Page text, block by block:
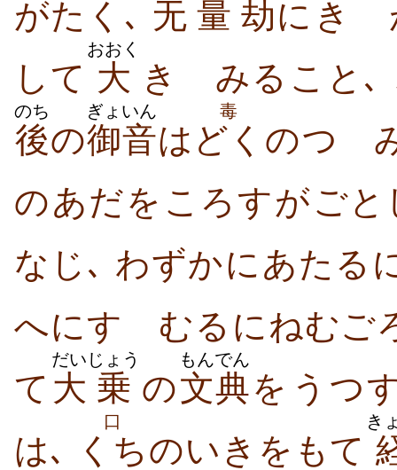
がたく､ 无 量 劫に​き
して​ 大
おおく
きゝみる​こと
後
のち
の御音
ぎょいん
は​ どく
毒
の​つゞ
の​あだ​を​ころす​が​ご
なじ､ わずかに​あたる​
へに​すゝむる​に​ねむご
て 大
だい
乗
じょう
の文典
もんでん
を​うつ
は､
くち
口
の​いき​をもて
き